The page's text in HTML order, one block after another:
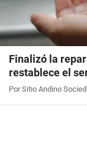
Finalizó la
restablece el
Por Sitio Andino